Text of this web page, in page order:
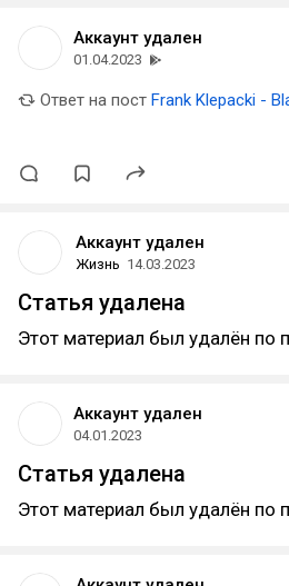
Аккаунт удален
01.04.2023
Ответ на пост Frank Klepacki -
Аккаунт удален
Жизнь 14.03.2023
Статья удалена
Этот материал был удалён по
Аккаунт удален
04.01.2023
Статья удалена
Этот материал был удалён по